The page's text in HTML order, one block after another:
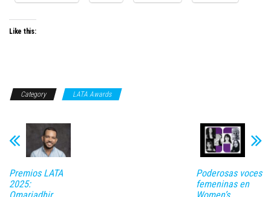
Like this:
Category LATA Awards
Premios LATA
2025:
Omarjadhir
Poderosas voces
femeninas en
Women’s